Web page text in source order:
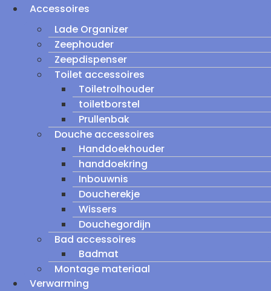
Accessoires
Lade Organizer
Zeephouder
Zeepdispenser
Toilet accessoires
Toiletrolhouder
toiletborstel
Prullenbak
Douche accessoires
Handdoekhouder
handdoekring
Inbouwnis
Doucherekje
Wissers
Douchegordijn
Bad accessoires
Badmat
Montage materiaal
Verwarming